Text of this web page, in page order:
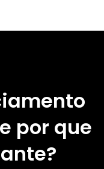
por que